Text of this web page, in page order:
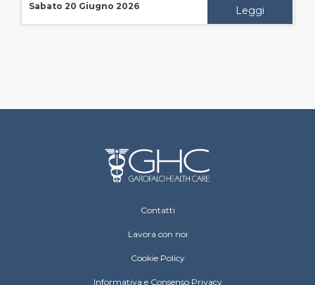
Sabato 20 Giugno 2026 Leggi
Contatti
Lavora con noi
Cookie Policy
Informativa e Consenso Privacy